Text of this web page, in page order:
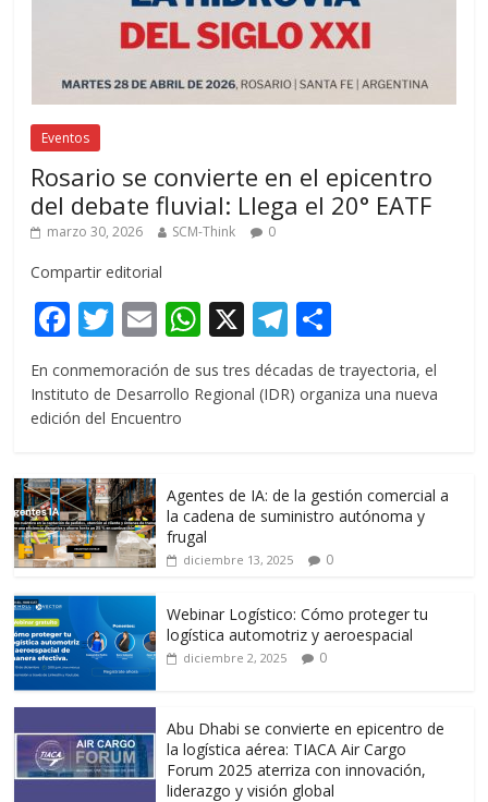
Eventos
Rosario se convierte en el epicentro
del debate fluvial: Llega el 20° EATF
marzo 30, 2026 SCM-Think 0
Compartir editorial
F
e
b
o
k
T
itt
er
E
m
ai
l
W
at
p
p
X T
el
e
m
o
m
ti
r
En conmemoración de sus tres décadas de trayectoria, el
Instituto de Desarrollo Regional (IDR) organiza una nueva
edición del Encuentro
Agentes de IA: de la gestión comercial a
la cadena de suministro autónoma y
frugal
diciembre 13, 2025 0
Webinar Logístico: Cómo proteger tu
logística automotriz y aeroespacial
diciembre 2, 2025 0
Abu Dhabi se convierte en epicentro de
la logística aérea: TIACA Air Cargo
Forum 2025 aterriza con innovación,
liderazgo y visión global